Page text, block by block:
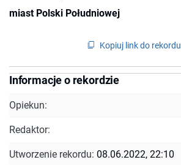
miast Polski Południowej
Kopiuj link do rekordu
Informacje o rekordzie
Opiekun:
Redaktor:
Utworzenie rekordu: 08.06.2022, 22:10